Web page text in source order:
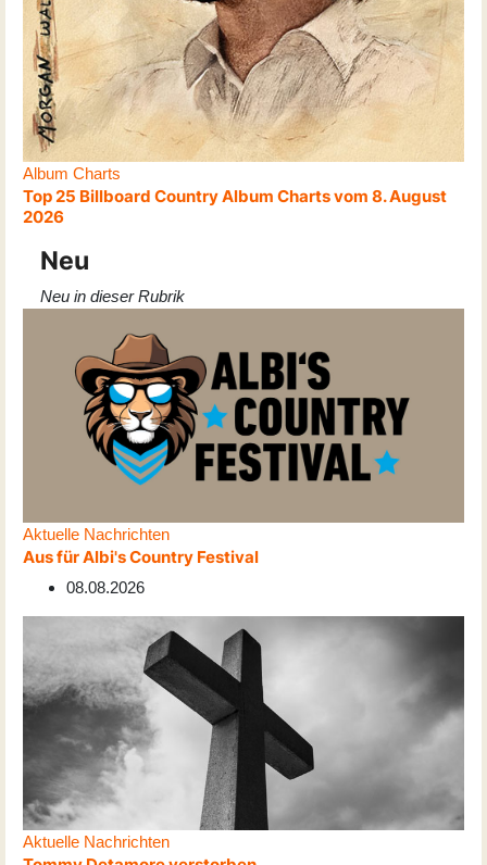
Album Charts
Top 25 Billboard Country Album Charts vom 8. August
2026
Neu
Neu in dieser Rubrik
Aktuelle Nachrichten
Aus für Albi's Country Festival
08.08.2026
Aktuelle Nachrichten